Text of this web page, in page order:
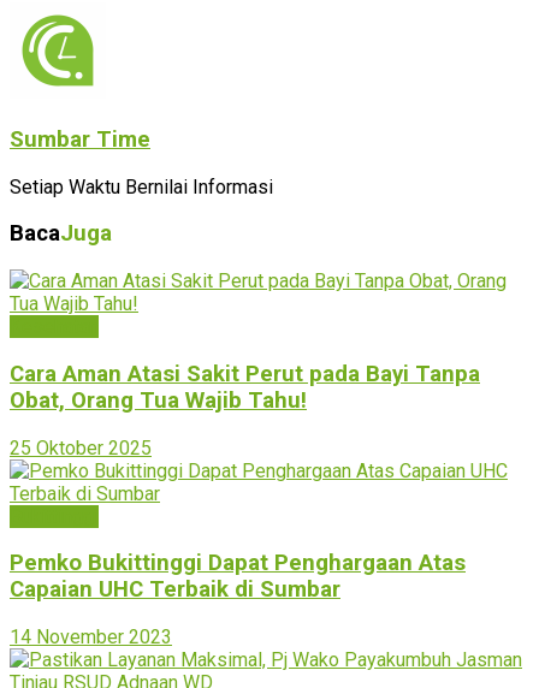
Sumbar Time
Setiap Waktu Bernilai Informasi
BacaJuga
Cara Aman Atasi Sakit Perut pada Bayi Tanpa
Obat, Orang Tua Wajib Tahu!
25 Oktober 2025
Pemko Bukittinggi Dapat Penghargaan Atas
Capaian UHC Terbaik di Sumbar
14 November 2023